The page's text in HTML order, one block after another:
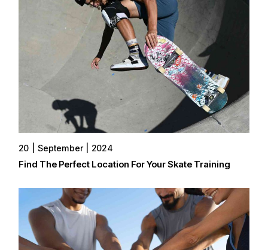
20 September 2024
Find The Perfect Location For Your Skate Training